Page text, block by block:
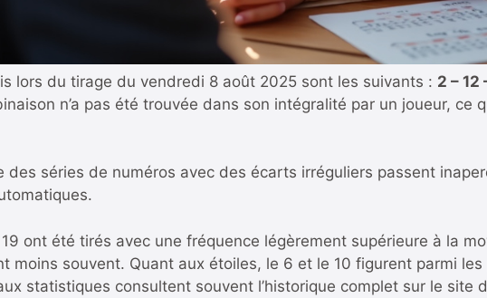
lors du tirage du vendredi 8 août 2025 sont les suivants : 2 –
n’a pas été trouvée dans son intégralité par un joueur, ce
des séries de numéros avec des écarts irréguliers passent
ont été tirés avec une fréquence légèrement supérieure à la
moins souvent. Quant aux étoiles, le 6 et le 10 figurent parmi
statistiques consultent souvent l’historique complet sur le site